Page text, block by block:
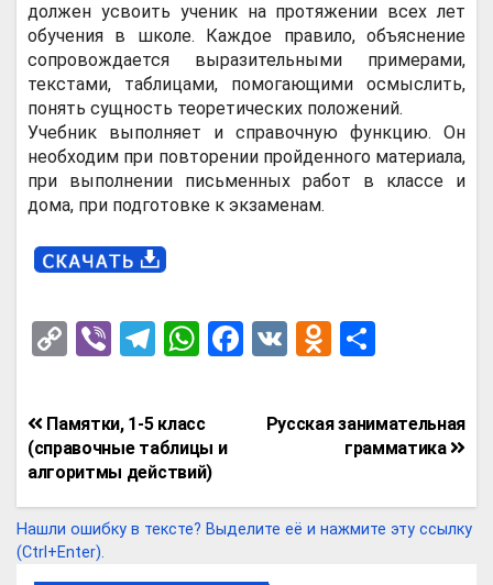
должен усвоить ученик на протяжении всех лет
обучения в школе. Каждое правило, объяснение
сопровождается выразительными примерами,
текстами, таблицами, помогающими осмыслить,
понять сущность теоретических положений.
Учебник выполняет и справочную функцию. Он
необходим при повторении пройденного материала,
при выполнении письменных работ в классе и
дома, при подготовке к экзаменам.
C
py
Li
n
k
Vi
er
T
e
gr
a
m
W
at
s
A
p
F
ce
o
V
O
n
o
a
п
р
в
Навигация
по
записям
Русская занимательная
грамматика
Памятки, 1-5 класс
(справочные таблицы и
алгоритмы действий)
Нашли ошибку в тексте? Выделите её и нажмите эту ссылку
(Ctrl+Enter).